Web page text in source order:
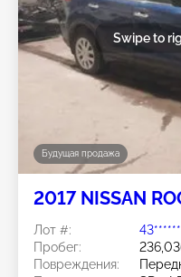
Будущая продажа
Swipe to
2017 NISSAN
Лот #:
43******
Пробег:
Повреждения: